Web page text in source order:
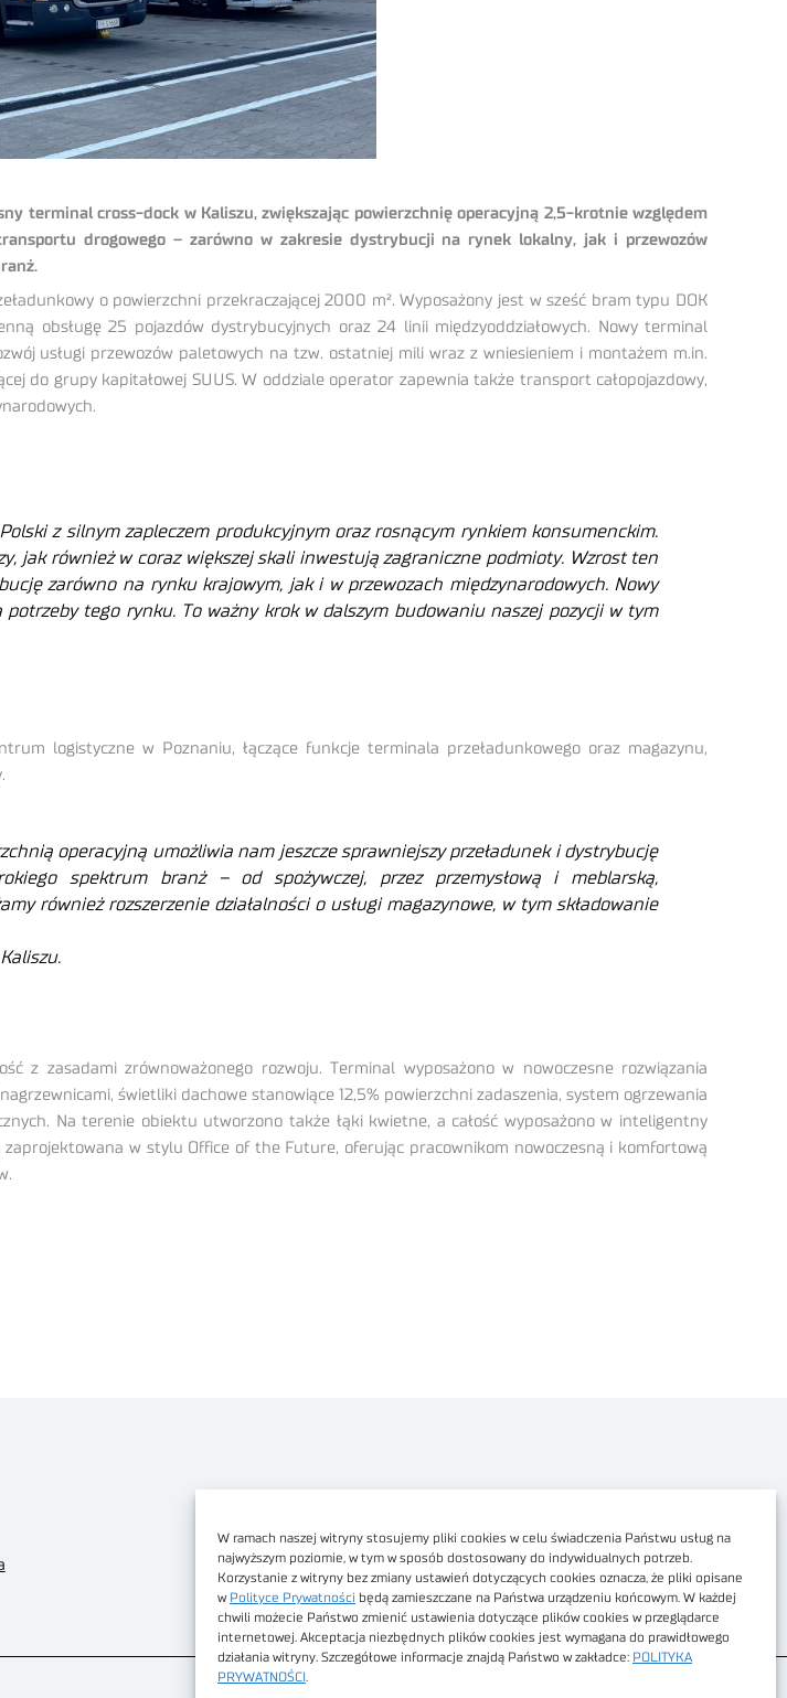
W ramach naszej witryny stosujemy pliki cookies w celu świadczenia Państwu usług na
najwyższym poziomie, w tym w sposób dostosowany do indywidualnych potrzeb.
Korzystanie z witryny bez zmiany ustawień dotyczących cookies oznacza, że pliki opisane
w Polityce Prywatności będą zamieszczane na Państwa urządzeniu końcowym. W każdej
chwili możecie Państwo zmienić ustawienia dotyczące plików cookies w przeglądarce
internetowej. Akceptacja niezbędnych plików cookies jest wymagana do prawidłowego
działania witryny. Szczegółowe informacje znajdą Państwo w zakładce: POLITYKA
PRYWATNOŚCI
terminal cross-dock w Kaliszu, zwiększając powierzchnię operacyjną 2,5-krotnie względem
drogowego – zarówno w zakresie dystrybucji na rynek lokalny, jak i przewozów
o powierzchni przekraczającej 2000 m². Wyposażony jest w sześć bram typu DOK
obsługę 25 pojazdów dystrybucyjnych oraz 24 linii międzyoddziałowych. Nowy terminal
usługi przewozów paletowych na tzw. ostatniej mili wraz z wniesieniem i montażem m.in.
do grupy kapitałowej SUUS. W oddziale operator zapewnia także transport całopojazdowy,
z silnym zapleczem produkcyjnym oraz rosnącym rynkiem konsumenckim.
jak również w coraz większej skali inwestują zagraniczne podmioty. Wzrost ten
zarówno na rynku krajowym, jak i w przewozach międzynarodowych. Nowy
tego rynku. To ważny krok w dalszym budowaniu naszej pozycji w tym
logistyczne w Poznaniu, łączące funkcje terminala przeładunkowego oraz magazynu,
operacyjną umożliwia nam jeszcze sprawniejszy przeładunek i dystrybucję
spektrum branż – od spożywczej, przez przemysłową i meblarską,
również rozszerzenie działalności o usługi magazynowe, w tym składowanie
z zasadami zrównoważonego rozwoju. Terminal wyposażono w nowoczesne rozwiązania
świetliki dachowe stanowiące 12,5% powierzchni zadaszenia, system ogrzewania
Na terenie obiektu utworzono także łąki kwietne, a całość wyposażono w inteligentny
zaprojektowana w stylu Office of the Future, oferując pracownikom nowoczesną i komfortową
Dostępność cyfrowa
Regulamin Portalu
Regulamin sklepu